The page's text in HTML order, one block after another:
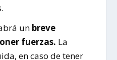
un breve
fuerzas. La
en caso de tener